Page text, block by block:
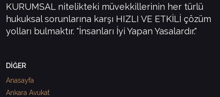
KURUMSAL nitelikteki müvekkillerinin her türlü
hukuksal sorunlarına karşı HIZLI VE ETKİLİ çözüm
yolları bulmaktır. "İnsanları İyi Yapan Yasalardır."
DİĞER
Anasayfa
Ankara Avukat